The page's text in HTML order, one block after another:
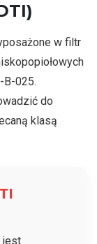
w filtr
B-025.
do
klasą
jest